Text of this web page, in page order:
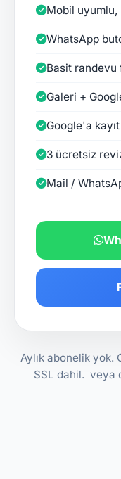
Mobil uyumlu,
WhatsApp
Basit randevu
Galeri +
Google'a
3 ücretsiz
Mail /
Aylık abonelik yok.
SSL dahil. veya